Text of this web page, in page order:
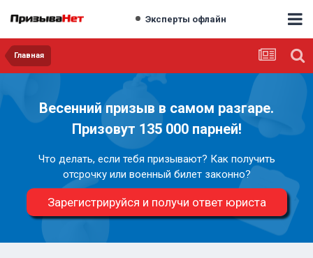
Эксперты офлайн
Главная
Весенний призыв в самом разгаре.
Призовут 135 000 парней!
Что делать, если тебя призывают? Как получить
отсрочку или военный билет законно?
Зарегистрируйся и получи ответ юриста